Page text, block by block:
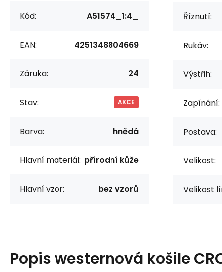
Kód: A51574_1:4_
EAN: 4251348804669
Záruka: 24
Stav: AKCE
Barva: hnědá
Hlavní materiál: přírodní kůže
Hlavní vzor: bez vzorů
Říznutí:
Rukáv:
Výstřih:
Zapínání:
Postava:
Velikost:
Velikost
Popiswesternová košile